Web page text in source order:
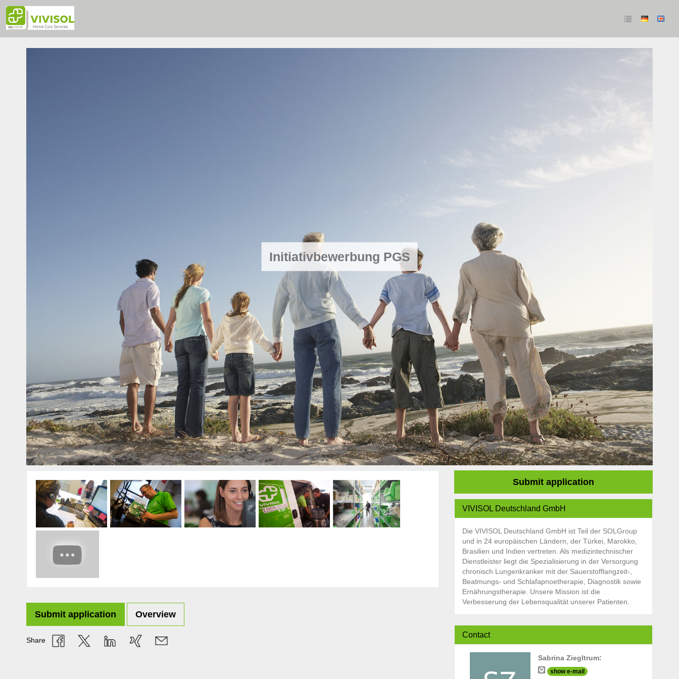
Initiativbewerbung PGS
Submit application Overview
Share
Submit application
VIVISOL Deutschland GmbH
Die VIVISOL Deutschland GmbH ist Teil der SOLGroup
und in 24 europäischen Ländern, der Türkei, Marokko,
Brasilien und Indien vertreten. Als medizintechnischer
Dienstleister liegt die Spezialisierung in der Versorgung
chronisch Lungenkranker mit der Sauerstofflangzeit-,
Beatmungs- und Schlafapnoetherapie, Diagnostik sowie
Ernährungstherapie. Unsere Mission ist die
Verbesserung der Lebensqualität unserer Patienten.
Contact
Sabrina Ziegltrum:
show e-mail